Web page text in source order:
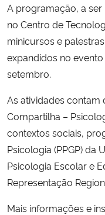
A programação, a ser
no Centro de
minicursos e
expandidos no
setembro.
As atividades
Compartilha –
contextos sociais,
Psicologia (PPGP) da
Psicologia Escolar e
Representação
Mais informações e